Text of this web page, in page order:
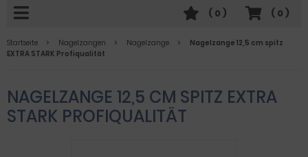
( 0 )
( 0 )
Startseite Nagelzangen Nagelzange
Nagelzange 12,5 cm spitz
EXTRA STARK Profiqualität
NAGELZANGE 12,5 CM SPITZ EXTRA
STARK PROFIQUALITÄT